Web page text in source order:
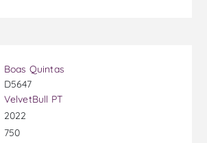
Boas Quintas
D5647
VelvetBull PT
2022
750